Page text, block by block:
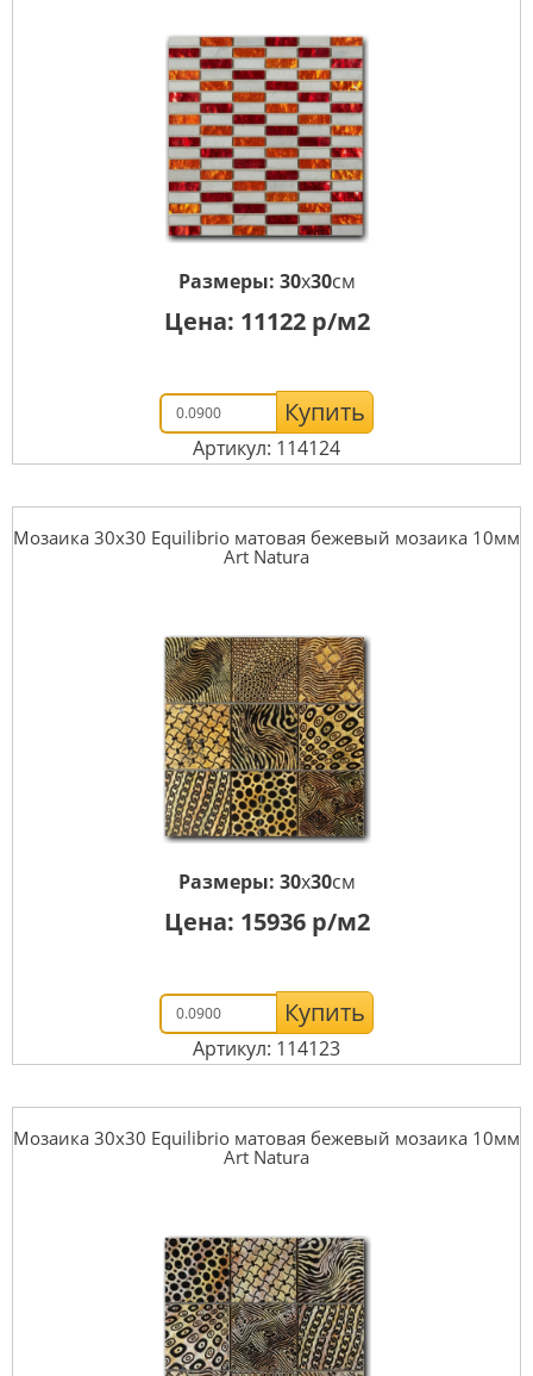
Размеры: 30x30см
Цена: 11122р/м2
Купить
Артикул: 114124
Мозаика 30x30 Equilibrio матовая бежевый мозаика 10мм
Art Natura
Размеры: 30x30см
Цена: 15936р/м2
Купить
Артикул: 114123
Мозаика 30x30 Equilibrio матовая бежевый мозаика 10мм
Art Natura